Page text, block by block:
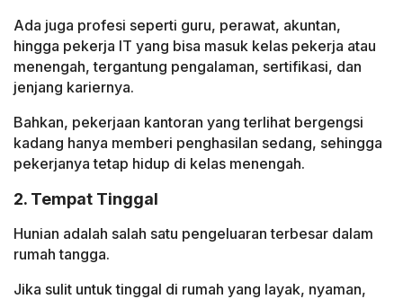
Ada juga profesi seperti guru, perawat, akuntan,
hingga pekerja IT yang bisa masuk kelas pekerja atau
menengah, tergantung pengalaman, sertifikasi, dan
jenjang kariernya.
Bahkan, pekerjaan kantoran yang terlihat bergengsi
kadang hanya memberi penghasilan sedang, sehingga
pekerjanya tetap hidup di kelas menengah.
2. Tempat Tinggal
Hunian adalah salah satu pengeluaran terbesar dalam
rumah tangga.
Jika sulit untuk tinggal di rumah yang layak, nyaman,